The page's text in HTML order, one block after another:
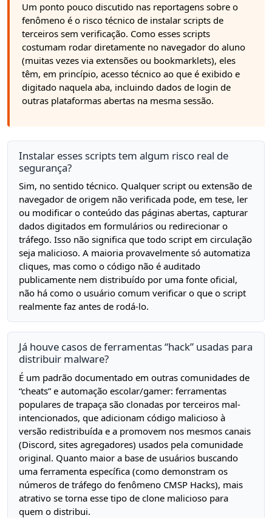
Um ponto pouco discutido nas reportagens sobre o
fenômeno é o risco técnico de instalar scripts de
terceiros sem verificação. Como esses scripts
costumam rodar diretamente no navegador do aluno
(muitas vezes via extensões ou bookmarklets), eles
têm, em princípio, acesso técnico ao que é exibido e
digitado naquela aba, incluindo dados de login de
outras plataformas abertas na mesma sessão.
Instalar esses scripts tem algum risco real de
segurança?
Sim, no sentido técnico. Qualquer script ou extensão de
navegador de origem não verificada pode, em tese, ler
ou modificar o conteúdo das páginas abertas, capturar
dados digitados em formulários ou redirecionar o
tráfego. Isso não significa que todo script em circulação
seja malicioso. A maioria provavelmente só automatiza
cliques, mas como o código não é auditado
publicamente nem distribuído por uma fonte oficial,
não há como o usuário comum verificar o que o script
realmente faz antes de rodá-lo.
Já houve casos de ferramentas “hack” usadas para
distribuir malware?
É um padrão documentado em outras comunidades de
“cheats” e automação escolar/gamer: ferramentas
populares de trapaça são clonadas por terceiros mal-
intencionados, que adicionam código malicioso à
versão redistribuída e a promovem nos mesmos canais
(Discord, sites agregadores) usados pela comunidade
original. Quanto maior a base de usuários buscando
uma ferramenta específica (como demonstram os
números de tráfego do fenômeno CMSP Hacks), mais
atrativo se torna esse tipo de clone malicioso para
quem o distribui.